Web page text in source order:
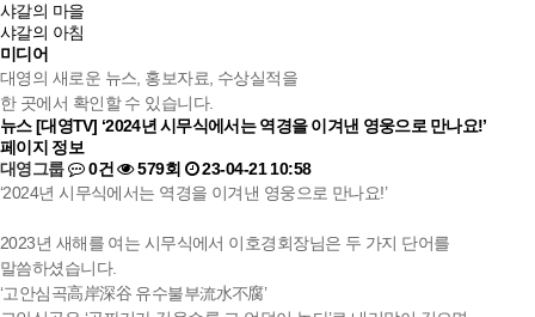
샤갈의 마을
샤갈의 아침
미디어
대영의 새로운 뉴스, 홍보자료, 수상실적을
한 곳에서 확인할 수 있습니다.
뉴스 [대영TV] ‘2024년 시무식에서는 역경을 이겨낸 영웅으로 만나요!’
페이지 정보
대영그룹
0건 579회
23-04-21 10:58
‘2024년 시무식에서는 역경을 이겨낸 영웅으로 만나요!’
2023년 새해를 여는 시무식에서 이호경회장님은 두 가지 단어를
말씀하셨습니다.
‘고안심곡高岸深谷 유수불부流水不腐’